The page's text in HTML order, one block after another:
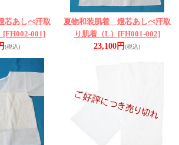
あしべ汗取
[FH002-001]
(税込)
夏物和装肌着 燈芯あしべ汗取
り肌着（L） [FH001-002]
23,100円(税込)